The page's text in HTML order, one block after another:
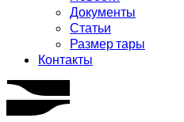
Документы
Статьи
Размер тары
Контакты